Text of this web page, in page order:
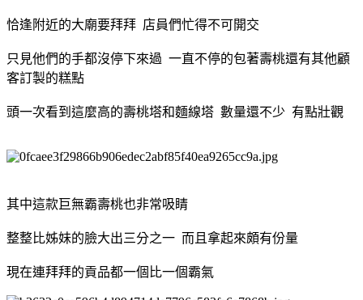
恰逢附近的大廟要拜拜 店員們忙得不可開交
只見他們的手都沒停下來過 一直不停的包著壽桃還有其他顧
客訂製的糕點
頭一次看到這麼高的壽桃塔和麵線塔 數量還不少 有點壯觀
其中這款巨無霸壽桃也非常吸睛
整整比姊妹的臉大出三分之一 而且拿起來頗有份量
現在連拜拜的貢品都一個比一個霸氣